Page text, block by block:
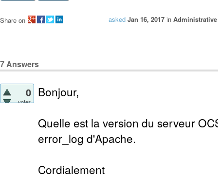
asked Jan 16, 2017 in
Share on
7Answers
0
votes
Bonjour,
Quelle est la version du serveur
error_log d'Apache.
Cordialement